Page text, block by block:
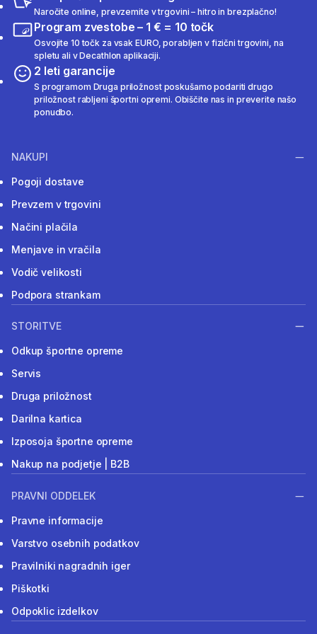
Naročite online, prevzemite v trgovini – hitro in brezplačno!
Program zvestobe – 1 € = 10 točk
Osvojite 10 točk za vsak EURO, porabljen v fizični trgovini, na
spletu ali v Decathlon aplikaciji.
2 leti garancije
S programom Druga priložnost poskušamo podariti drugo
priložnost rabljeni športni opremi. Obiščite nas in preverite našo
ponudbo.
NAKUPI
Pogoji dostave
Prevzem v trgovini
Načini plačila
Menjave in vračila
Vodič velikosti
Podpora strankam
STORITVE
Odkup športne opreme
Servis
Druga priložnost
Darilna kartica
Izposoja športne opreme
Nakup na podjetje | B2B
PRAVNI ODDELEK
Pravne informacije
Varstvo osebnih podatkov
Pravilniki nagradnih iger
Piškotki
Odpoklic izdelkov